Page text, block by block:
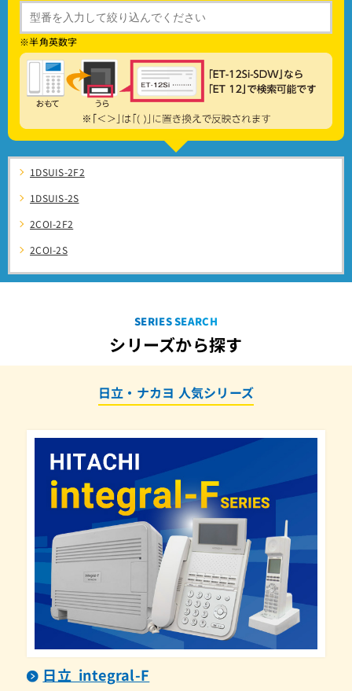
※半角英数字
1DSUIS-2F2
1DSUIS-2S
2COI-2F2
2COI-2S
AWN101
CL-CHG(日立)(ACアダプター)
CX01-4IBTCA-0A
CX01-IPCCSSB
CX01-IPMFT-LI10B
CX01-IPSOFTB
CX01S-CCUA-0C
CX30-16LINA-0A
CX30-4ITCA-0A
CX30-8ITCA-0A
CX30-PRITLA-0A
CX30-PRITLA-0B
SERIES SEARCH
シリーズから探す
日立・ナカヨ 人気シリーズ
日立 integral-F